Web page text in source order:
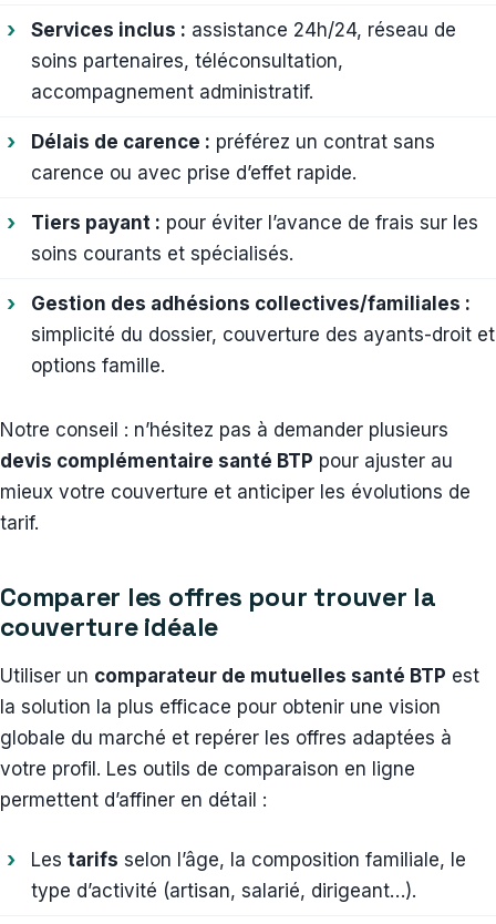
Services inclus : assistance 24h/24, réseau de
soins partenaires, téléconsultation,
accompagnement administratif.
Délais de carence : préférez un contrat sans
carence ou avec prise d’effet rapide.
Tiers payant : pour éviter l’avance de frais sur les
soins courants et spécialisés.
Gestion des adhésions collectives/familiales :
simplicité du dossier, couverture des ayants-droit et
options famille.
Notre conseil : n’hésitez pas à demander plusieurs
devis complémentaire santé BTP pour ajuster au
mieux votre couverture et anticiper les évolutions de
tarif.
Comparer les offres pour trouver la
couverture idéale
Utiliser un comparateur de mutuelles santé BTP est
la solution la plus efficace pour obtenir une vision
globale du marché et repérer les offres adaptées à
votre profil. Les outils de comparaison en ligne
permettent d’affiner en détail :
Les tarifs selon l’âge, la composition familiale, le
type d’activité (artisan, salarié, dirigeant…).